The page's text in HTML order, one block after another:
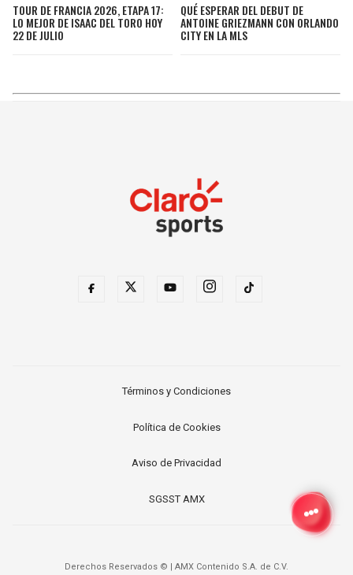
TOUR DE FRANCIA 2026, ETAPA 17:
LO MEJOR DE ISAAC DEL TORO HOY
22 DE JULIO
QUÉ ESPERAR DEL DEBUT DE
ANTOINE GRIEZMANN CON ORLANDO
CITY EN LA MLS
Términos y Condiciones
Política de Cookies
Aviso de Privacidad
SGSST AMX
Derechos Reservados © AMX Contenido S.A. de C.V.